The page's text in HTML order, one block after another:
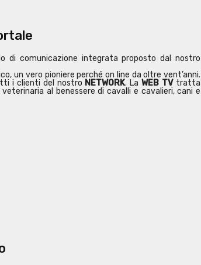
di comunicazione integrata proposto dal nostro
un vero pioniere perché on line da oltre vent’anni.
i clienti del nostro NETWORK. LaWEB TV tratta
al benessere di cavalli e cavalieri, cani e